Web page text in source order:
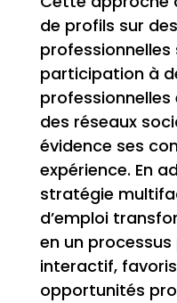
de profils sur
professionnelles
participation à
professionnelles
des réseaux
évidence ses
expérience. En
stratégie
d’emploi
en un
interactif,
opportunités